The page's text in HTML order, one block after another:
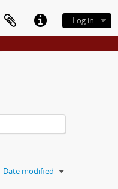
Log in
Date modified